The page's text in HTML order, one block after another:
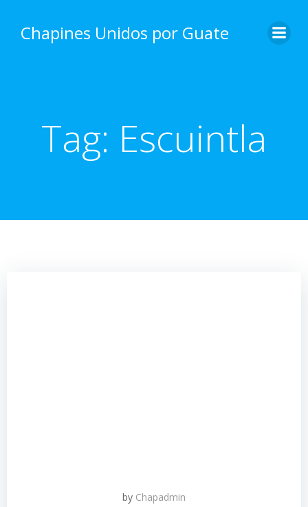
content
Chapines Unidos por Guate
Tag: Escuintla
by Chapadmin